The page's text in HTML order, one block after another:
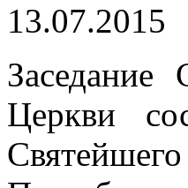
13.07.2015
Заседание
Церкви